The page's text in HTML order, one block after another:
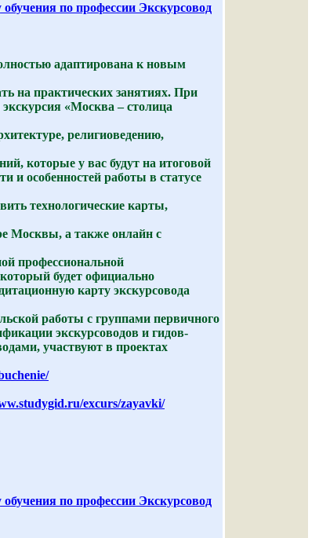
по профессии Экскурсовод
адаптирована к новым
на практических занятиях. При
экскурсия «Москва – столица
религиоведению,
которые у вас будут на итоговой
и особенностей работы в статусе
технологические карты,
Москвы, а также онлайн с
профессиональной
будет официально
карту экскурсовода
работы с группами первичного
экскурсоводов и гидов-
участвуют в проектах
excurs/zayavki/
по профессии Экскурсовод